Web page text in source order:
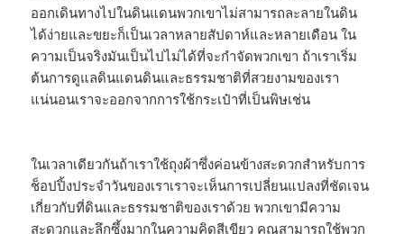
ออกเดินทางไปในดินแดนพวกเขาไม่สามารถละลายในดิน
ได้ง่ายและขยะก็เป็นเวลาหลายสัปดาห์และหลายเดือน ใน
ความเป็นจริงมันเป็นไปไม่ได้ที่จะกำจัดพวกเขา ถ้าเราเริ่ม
ต้นการดูแลดินแดนดินและธรรมชาติที่สวยงามของเรา
แน่นอนเราจะออกจากการใช้กระเป๋าที่เป็นพิษเช่น
ในเวลาเดียวกันถ้าเราใช้ถุงผ้าซึ่งค่อนข้างสะดวกสำหรับการ
ช็อปปิ้งประจำวันของเราเราจะเห็นการเปลี่ยนแปลงที่ชัดเจน
เกี่ยวกับที่ดินและธรรมชาติของเราด้วย พวกเขามีความ
สะดวกและลึกซึ้งมากในความคิดสีเขียว คุณสามารถใช้พวก